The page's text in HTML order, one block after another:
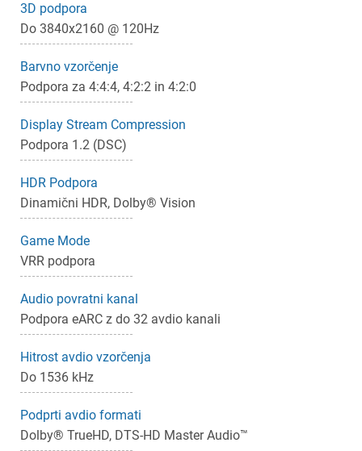
3D podpora
Do 3840x2160 @ 120Hz
Barvno vzorčenje
Podpora za 4:4:4, 4:2:2 in 4:2:0
Display Stream Compression
Podpora 1.2 (DSC)
HDR Podpora
Dinamični HDR, Dolby® Vision
Game Mode
VRR podpora
Audio povratni kanal
Podpora eARC z do 32 avdio kanali
Hitrost avdio vzorčenja
Do 1536 kHz
Podprti avdio formati
Dolby® TrueHD, DTS-HD Master Audio™
Prekliči